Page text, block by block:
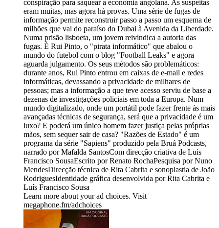
conspiração para saquear a economia angolana. As suspeitas
eram muitas, mas agora há provas. Uma série de fugas de
informação permite reconstruir passo a passo um esquema de
milhões que vai do paraíso do Dubai à Avenida da Liberdade.
Numa prisão lisboeta, um jovem reivindica a autoria das
fugas. É Rui Pinto, o "pirata informático" que abalou o
mundo do futebol com o blog "Football Leaks" e agora
aguarda julgamento. Os seus métodos são problemáticos:
durante anos, Rui Pinto entrou em caixas de e-mail e redes
informáticas, devassando a privacidade de milhares de
pessoas; mas a informação a que teve acesso serviu de base a
dezenas de investigações policiais em toda a Europa. Num
mundo digitalizado, onde um portátil pode fazer frente às mais
avançadas técnicas de segurança, será que a privacidade é um
luxo? E poderá um único homem fazer justiça pelas próprias
mãos, sem sequer sair de casa? "Razões de Estado" é um
programa da série "Sapiens" produzido pela Bruá Podcasts,
narrado por Mafalda SantosCom direcção criativa de Luís
Francisco SousaEscrito por Renato RochaPesquisa por Nuno
MendesDirecção técnica de Rita Cabrita e sonoplastia de João
RodriguesIdentidade gráfica desenvolvida por Rita Cabrita e
Luís Francisco Sousa
Learn more about your ad choices. Visit
megaphone.fm/adchoices